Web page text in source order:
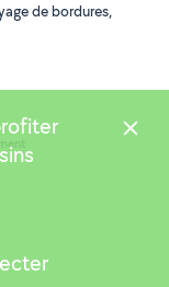
de bordures,